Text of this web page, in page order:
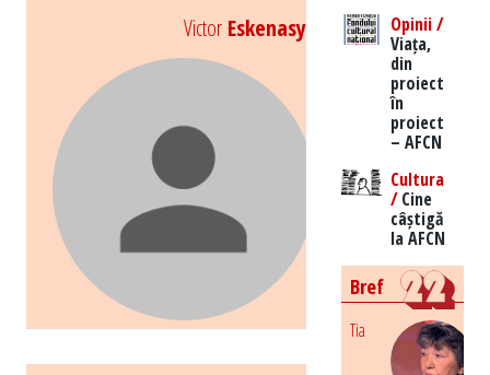
Victor Eskenasy
Opinii /
Viața,
din
proiect
în
proiect
– AFCN
Cultura
/Cine
câștigă
la AFCN
Bref
Tia